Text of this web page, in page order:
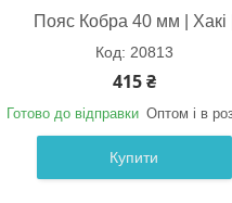
Пояс Кобра 40 мм | Хакі |
20813
415 ₴
Готово до відправки Оптом і в
Купити